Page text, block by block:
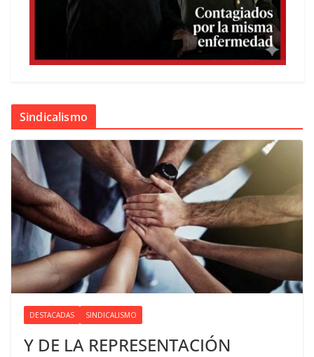
Sindicalismo
DESTACADAS SINDICALISMO
Y DE LA REPRESENTACIÓN